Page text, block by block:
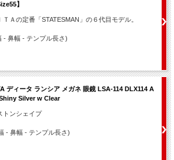
】
ＴＡの定番「STATESMAN」の６代目モデル。
- 鼻幅 - テンプル長さ)
ディータ ランシア メガネ 眼鏡 LSA-114 DLX114 A
Silver w Clear
トンシェイプ
- 鼻幅 - テンプル長さ)